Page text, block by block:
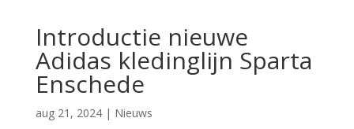
Introductie nieuwe
Adidas kledinglijn Sparta
Enschede
aug 21, 2024| Nieuws